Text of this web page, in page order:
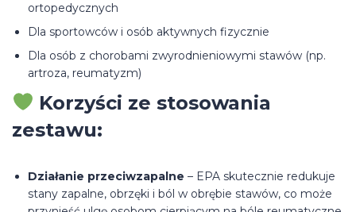
ortopedycznych
Dla sportowców i osób aktywnych fizycznie
Dla osób z chorobami zwyrodnieniowymi stawów (np.
artroza, reumatyzm)
Korzyści ze stosowania
zestawu:
Działanie przeciwzapalne – EPA skutecznie redukuje
stany zapalne, obrzęki i ból w obrębie stawów, co może